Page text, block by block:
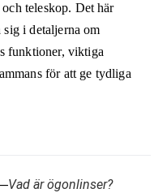
teleskop. Det här
i detaljerna om
funktioner, viktiga
för att ge tydliga
Vad är ögonlinser?